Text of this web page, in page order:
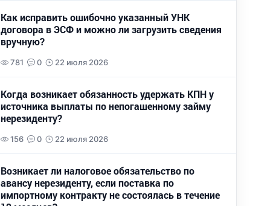
Как исправить ошибочно указанный УНК
договора в ЭСФ и можно ли загрузить сведения
вручную?
781 0 22 июля 2026
Когда возникает обязанность удержать КПН у
источника выплаты по непогашенному займу
нерезиденту?
156 0 22 июля 2026
Возникает ли налоговое обязательство по
авансу нерезиденту, если поставка по
импортному контракту не состоялась в течение